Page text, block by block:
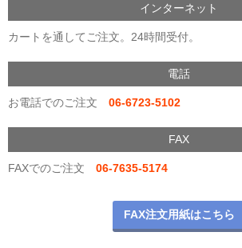
インターネット
カートを通してご注文。24時間受付。
電話
お電話でのご注文 06-6723-5102
FAX
FAXでのご注文 06-7635-5174
FAX注文用紙はこちら